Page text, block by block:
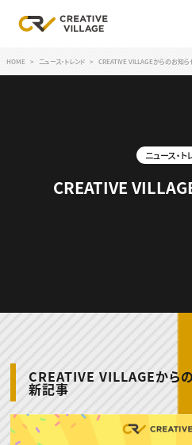
クリエイター求人を探す
スキルアップしたい！ トップ
デザイン
プログラミング
動画配信・映像制作
編集・ライティング
マーケティング
ディレクション
お役立ち基礎知識
TOP Creator’s コラム
TOP Creator’s コラム トップ
Webクリエイター
アプリクリエイター
ゲームクリエイター
映像クリエイター
マーケッター
クリエイターインタビュー
セミナー
ニュース・トレンド
ニュース・トレンド トップ
HOME ニュース・トレンド CREATIVE VILLAGEからのお知ら
ニュース・ト
CREATIVE
CREATIVE VILLAGEから
新記事